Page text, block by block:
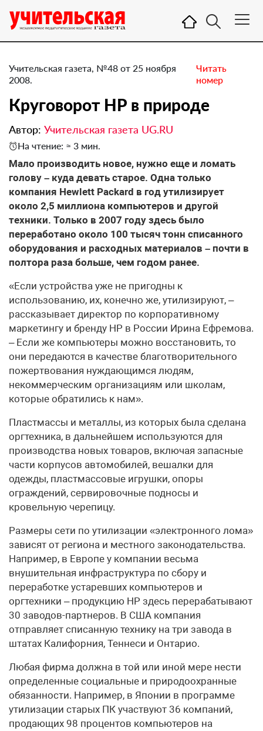
Учительская газета, №48 от 25 ноября
2008.
Читать
номер
Круговорот HP в природе
Автор: Учительская газета UG.RU
На чтение: ≈ 3 мин.
Мало производить новое, нужно еще и ломать
голову – куда девать старое. Одна только
компания Hewlett Packard в год утилизирует
около 2,5 миллиона компьютеров и другой
техники. Только в 2007 году здесь было
переработано около 100 тысяч тонн списанного
оборудования и расходных материалов – почти в
полтора раза больше, чем годом ранее.
«Если устройства уже не пригодны к
использованию, их, конечно же, утилизируют, –
рассказывает директор по корпоративному
маркетингу и бренду HP в России Ирина Ефремова.
– Если же компьютеры можно восстановить, то
они передаются в качестве благотворительного
пожертвования нуждающимся людям,
некоммерческим организациям или школам,
которые обратились к нам».
Пластмассы и металлы, из которых была сделана
оргтехника, в дальнейшем используются для
производства новых товаров, включая запасные
части корпусов автомобилей, вешалки для
одежды, пластмассовые игрушки, опоры
ограждений, сервировочные подносы и
кровельную черепицу.
Размеры сети по утилизации «электронного лома»
зависят от региона и местного законодательства.
Например, в Европе у компании весьма
внушительная инфраструктура по сбору и
переработке устаревших компьютеров и
оргтехники – продукцию HP здесь перерабатывают
30 заводов-партнеров. В США компания
отправляет списанную технику на три завода в
штатах Калифорния, Теннеси и Онтарио.
Любая фирма должна в той или иной мере нести
определенные социальные и природоохранные
обязанности. Например, в Японии в программе
утилизации старых ПК участвуют 36 компаний,
продающих 98 процентов компьютеров на